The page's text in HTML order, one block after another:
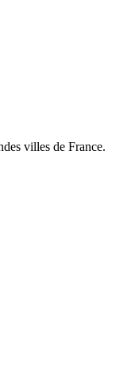
villes de France.